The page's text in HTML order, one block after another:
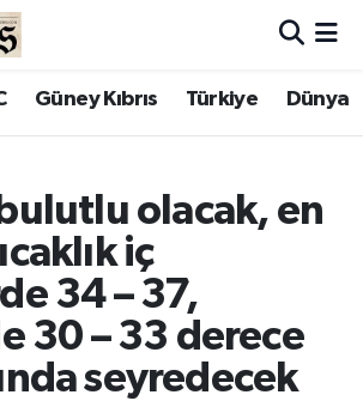
Güney Kıbrıs Türkiye Dünya
olacak, en
iç
34 – 37,
30 – 33 derece
seyredecek
Durumu ve Fikstür